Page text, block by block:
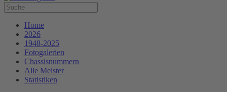
Home
2026
1948-2025
Fotogalerien
Chassisnummern
Alle Meister
Statistiken